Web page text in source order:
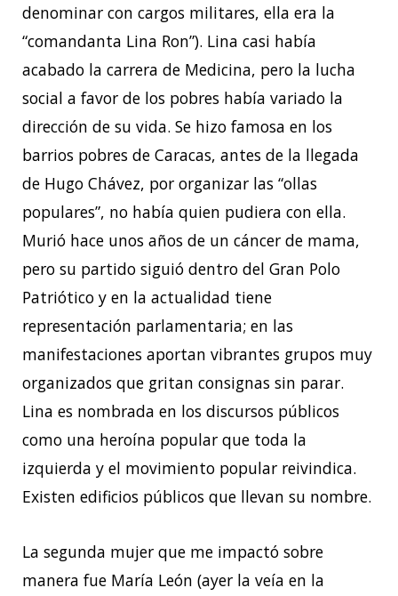
denominar con cargos militares, ella era la
“comandanta Lina Ron”). Lina casi había
acabado la carrera de Medicina, pero la lucha
social a favor de los pobres había variado la
dirección de su vida. Se hizo famosa en los
barrios pobres de Caracas, antes de la llegada
de Hugo Chávez, por organizar las “ollas
populares”, no había quien pudiera con ella.
Murió hace unos años de un cáncer de mama,
pero su partido siguió dentro del Gran Polo
Patriótico y en la actualidad tiene
representación parlamentaria; en las
manifestaciones aportan vibrantes grupos muy
organizados que gritan consignas sin parar.
Lina es nombrada en los discursos públicos
como una heroína popular que toda la
izquierda y el movimiento popular reivindica.
Existen edificios públicos que llevan su nombre.
La segunda mujer que me impactó sobre
manera fue María León (ayer la veía en la